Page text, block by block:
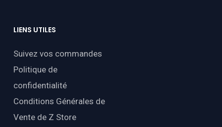
LIENS UTILES
Suivez vos commandes
Politique de
confidentialité
Conditions Générales de
Vente de Z Store